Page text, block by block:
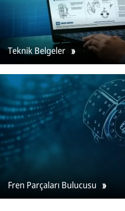
Teknik Belgeler
Fren Parçaları Bulucusu